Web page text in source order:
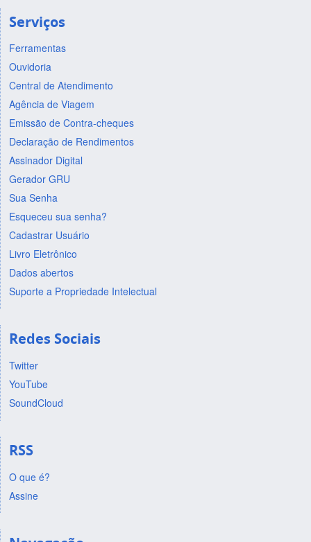
Serviços
Ferramentas
Ouvidoria
Central de Atendimento
Agência de Viagem
Emissão de Contra-cheques
Declaração de Rendimentos
Assinador Digital
Gerador GRU
Sua Senha
Esqueceu sua senha?
Cadastrar Usuário
Livro Eletrônico
Dados abertos
Suporte a Propriedade Intelectual
Redes Sociais
Twitter
YouTube
SoundCloud
RSS
O que é?
Assine